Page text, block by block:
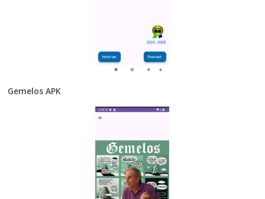
Gemelos APK